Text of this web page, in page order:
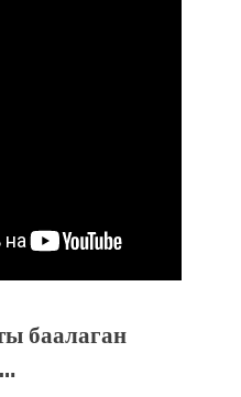
баалаган